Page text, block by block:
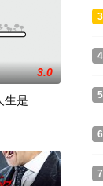
女友英珠与丧尸展开
，向
3.0
生是
生是Wonderful》（
3
4
5
6
7